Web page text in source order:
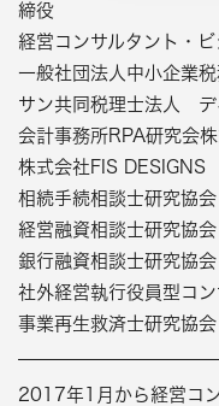
締役
経営コンサルタント・
一般社団法人中小企業
サン共同税理士法人 デ
会計事務所RPA研究会
株式会社FIS DESIGNS
相続手続相談士研究協
経営融資相談士研究協
銀行融資相談士研究協
社外経営執行役員型コ
事業再生救済士研究協
2017年1月から経営コ